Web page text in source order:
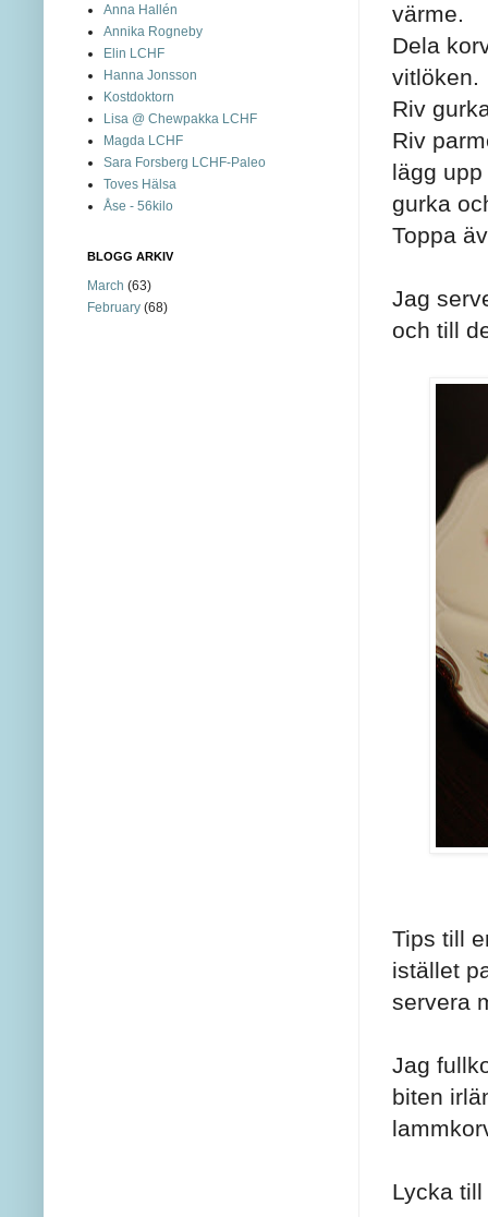
värme.
Dela
vitlöken.
Riv
Riv
lägg
gurka
Toppa
Jag
och till
Tips till
istället
servera
Jag
biten
Lycka
Anna Hallén
Annika Rogneby
Elin LCHF
Hanna Jonsson
Kostdoktorn
Lisa @ Chewpakka LCHF
Magda LCHF
Sara Forsberg LCHF-Paleo
Toves Hälsa
Åse - 56kilo
BLOGG ARKIV
March (63)
February (68)